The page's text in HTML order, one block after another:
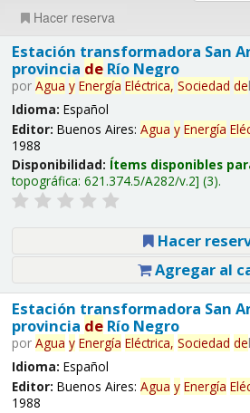
Hacer reserva
Estación transformadora San
provincia deRío Negro
por Agua y Energía Eléctrica, Sociedad del
Idioma: Español
Editor: Buenos Aires: Agua y Energía
1988
Disponibilidad: Ítems disponibles
topográfica: 621.374.5/A282/v.2 (3).
Hacer
Agregar al
Estación transformadora San
provincia deRío Negro
por Agua y Energía Eléctrica, Sociedad del
Idioma: Español
Editor: Buenos Aires: Agua y Energía
1988